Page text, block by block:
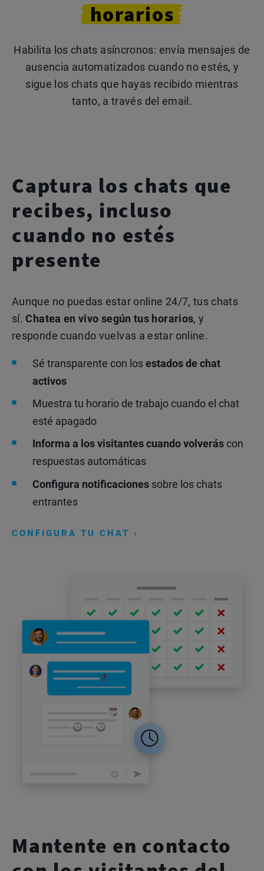
horarios
Habilita los chats asíncronos: envía mensajes de
ausencia automatizados cuando no estés, y
sigue los chats que hayas recibido mientras
tanto, a través del email.
Captura los chats que
recibes, incluso
cuando no estés
presente
Aunque no puedas estar online 24/7, tus chats
sí.Chatea en vivo según tus horarios, y
responde cuando vuelvas a estar online.
Sé transparente con losestados de chat
activos
Muestra tu horario de trabajo cuando el chat
esté apagado
Informa a los visitantes cuando volverás con
respuestas automáticas
Configura notificaciones sobre los chats
entrantes
CONFIGURA TU CHAT ›
Mantente en contacto